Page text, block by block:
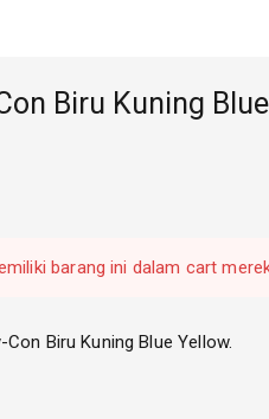
Biru Kuning Blue
barang ini dalam cart
Biru Kuning Blue Yellow.